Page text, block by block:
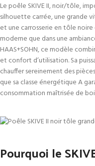
Le poêle SKIVE II, noir/tôle,
silhouette carrée, une grande
et une carrosserie en tôle noire
moderne que dans une
HAAS+SOHN, ce modèle
et confort d’utilisation. Sa
chauffer sereinement des
que sa classe énergétique A
consommation maîtrisée de
Pourquoi le